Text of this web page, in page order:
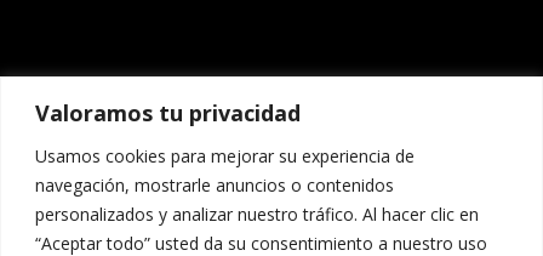
Valoramos tu privacidad
Usamos cookies para mejorar su experiencia de
navegación, mostrarle anuncios o contenidos
personalizados y analizar nuestro tráfico. Al hacer clic en
“Aceptar todo” usted da su consentimiento a nuestro uso